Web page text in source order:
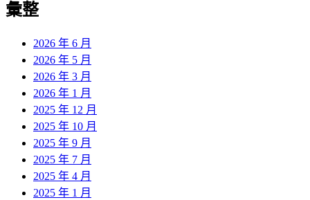
彙整
2026 年 6 月
2026 年 5 月
2026 年 3 月
2026 年 1 月
2025 年 12 月
2025 年 10 月
2025 年 9 月
2025 年 7 月
2025 年 4 月
2025 年 1 月